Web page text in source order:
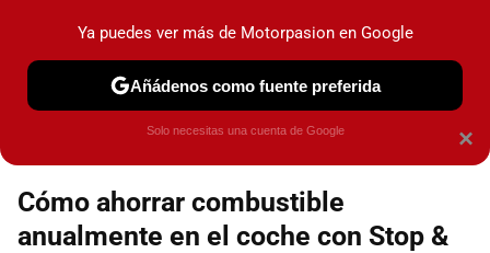
marca que se menciona
Espacio Toyota
Cómo ahorrar combustible
anualmente en el coche con Stop &
×
Ya puedes ver más de Motorpasion en Google
Añádenos como fuente preferida
Solo necesitas una cuenta de Google